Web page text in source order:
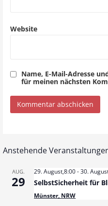
Website
Name, E-Mail-Adresse
für meinen nächsten
Anstehende
AUG.
29
29. August,8:00-30.
SelbstSicherheit für
Münster, NRW